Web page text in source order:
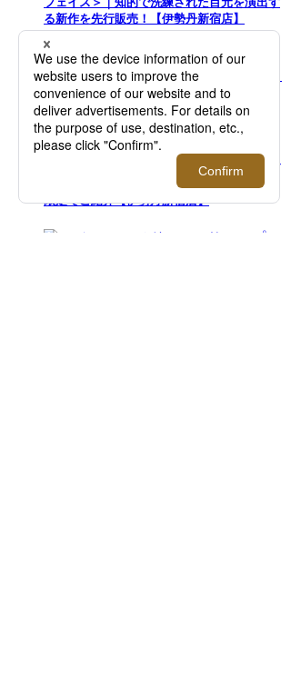
る新作を先行販売！【伊勢丹新宿店】
2026.08.05 - 08.18
＜モロー・パリ＞｜マーカージュペイントバ
ッグ 「One Of A Kind」コレクションを期間
限定でご紹介【伊勢丹新宿店】